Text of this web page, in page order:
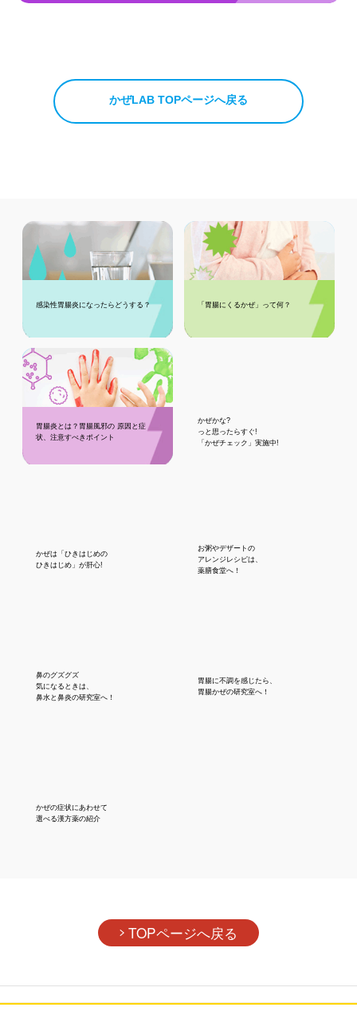
かぜLAB TOPページへ戻る
感染性胃腸炎になったらどうする？ 「胃腸にくるかぜ」って何？
胃腸炎とは？胃腸風邪の 原因と症
状、注意すべきポイント
かぜかな?
っと思ったらすぐ!
「かぜチェック」実施中!
かぜは「ひきはじめの
ひきはじめ」が肝心!
お粥やデザートの
アレンジレシピは、
薬膳食堂へ！
鼻のグズグズ
気になるときは、
鼻水と鼻炎の研究室へ！
胃腸に不調を感じたら、
胃腸かぜの研究室へ！
かぜの症状にあわせて
選べる漢方薬の紹介
TOPページへ戻る